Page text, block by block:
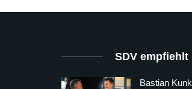
SDV empfiehlt
Bastian